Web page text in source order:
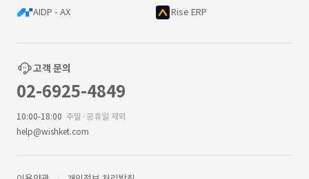
AIDP - AX Rise ERP
고객 문의
02-6925-4849
10:00-18:00 주말·공휴일 제외
help@wishket.com